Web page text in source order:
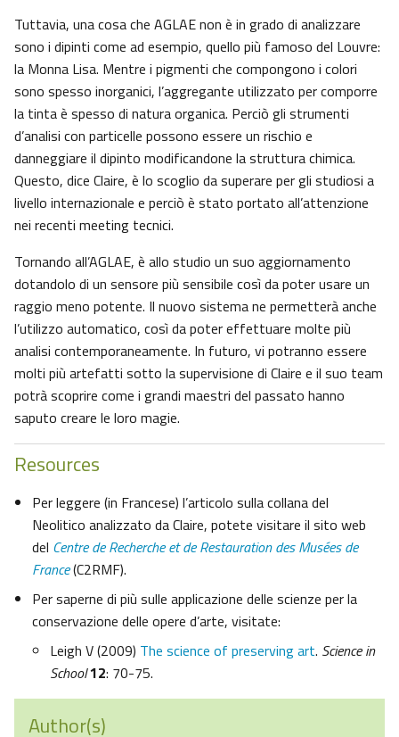
Tuttavia, una cosa che AGLAE non è in grado di analizzare
sono i dipinti come ad esempio, quello più famoso del Louvre:
la Monna Lisa. Mentre i pigmenti che compongono i colori
sono spesso inorganici, l’aggregante utilizzato per comporre
la tinta è spesso di natura organica. Perciò gli strumenti
d’analisi con particelle possono essere un rischio e
danneggiare il dipinto modificandone la struttura chimica.
Questo, dice Claire, è lo scoglio da superare per gli studiosi a
livello internazionale e perciò è stato portato all’attenzione
nei recenti meeting tecnici.
Tornando all’AGLAE, è allo studio un suo aggiornamento
dotandolo di un sensore più sensibile così da poter usare un
raggio meno potente. Il nuovo sistema ne permetterà anche
l’utilizzo automatico, così da poter effettuare molte più
analisi contemporaneamente. In futuro, vi potranno essere
molti più artefatti sotto la supervisione di Claire e il suo team
potrà scoprire come i grandi maestri del passato hanno
saputo creare le loro magie.
Resources
Per leggere (in Francese) l’articolo sulla collana del
Neolitico analizzato da Claire, potete visitare il sito web
del Centre de Recherche et de Restauration des Musées de
France(C2RMF).
Per saperne di più sulle applicazione delle scienze per la
conservazione delle opere d’arte, visitate:
Leigh V (2009) The science of preserving art. Science in
School12: 70-75.
Author(s)